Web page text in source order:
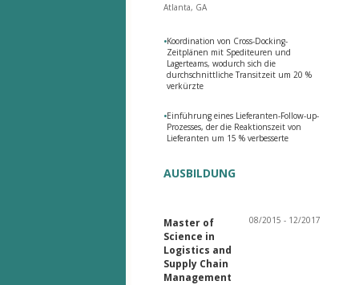
Atlanta, GA
•Koordination von Cross-Docking-
Zeitplänen mit Spediteuren und
Lagerteams, wodurch sich die
durchschnittliche Transitzeit um 20 %
verkürzte
•Einführung eines Lieferanten-Follow-up-
Prozesses, der die Reaktionszeit von
Lieferanten um 15 % verbesserte
AUSBILDUNG
Master of
Science in
Logistics and
Supply Chain
Management
08/2015 - 12/2017